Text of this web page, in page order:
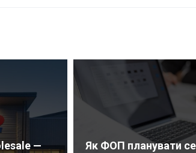
—
Як ФОП планувати